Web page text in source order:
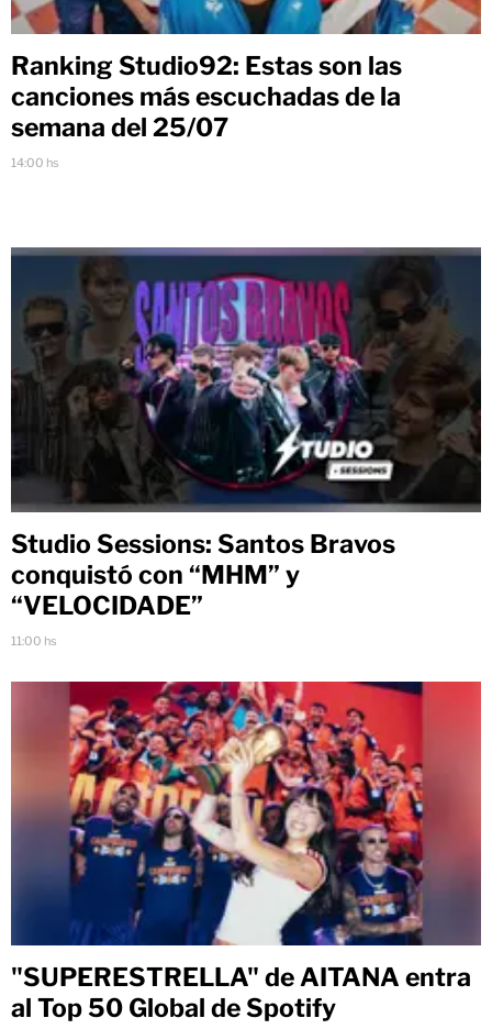
Ranking Studio92: Estas son las
canciones más escuchadas de la
semana del 25/07
14:00 hs
Studio Sessions: Santos Bravos
conquistó con “MHM” y
“VELOCIDADE”
11:00 hs
"SUPERESTRELLA" de AITANA entra
al Top 50 Global de Spotify